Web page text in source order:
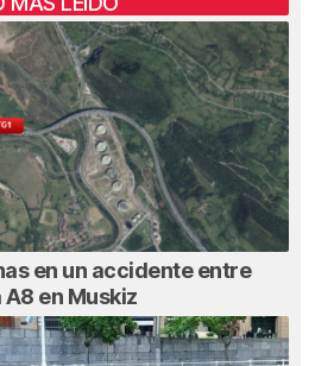
en un accidente entre
en Muskiz